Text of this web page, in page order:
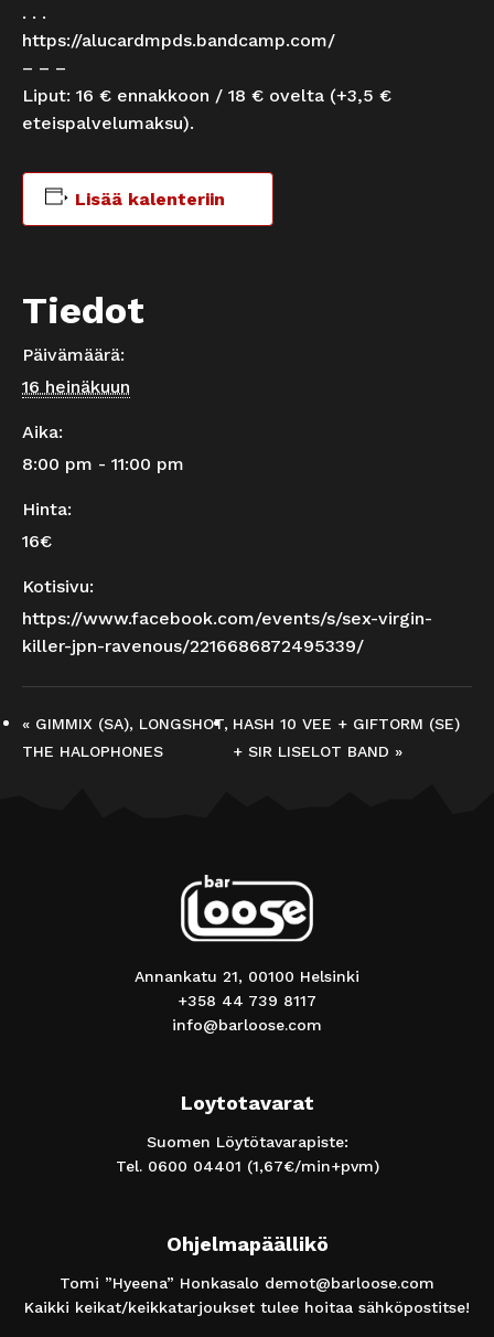
. . .
https://alucardmpds.bandcamp.com/
– – –
Liput: 16 € ennakkoon / 18 € ovelta (+3,5 €
eteispalvelumaksu).
Lisää kalenteriin
Tiedot
Päivämäärä:
16 heinäkuun
Aika:
8:00 pm - 11:00 pm
Hinta:
16€
Kotisivu:
https://www.facebook.com/events/s/sex-virgin-
killer-jpn-ravenous/2216686872495339/
« GIMMIX (SA), LONGSHOT,
THE HALOPHONES
HASH 10 VEE + GIFTORM (SE)
+ SIR LISELOT BAND »
Annankatu 21, 00100 Helsinki
+358 44 739 8117
info@barloose.com
Loytotavarat
Suomen Löytötavarapiste:
Tel. 0600 04401 (1,67€/min+pvm)
Ohjelmapäällikö
Tomi ”Hyeena” Honkasalo demot@barloose.com
Kaikki keikat/keikkatarjoukset tulee hoitaa sähköpostitse!